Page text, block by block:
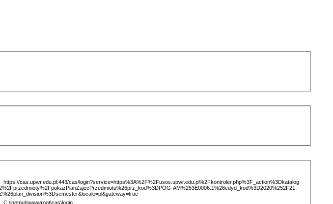
https://cas.upwr.edu.pl:443/cas/login?service=https%3A%2F%2Fusos.upwr.edu.pl%2Fkontroler.php%3F_action%3Dkatalog
AM%253E0006.1%26cdyd_kod%3D2020%252F21-
C:\inetpub\wwwroot\cas\login